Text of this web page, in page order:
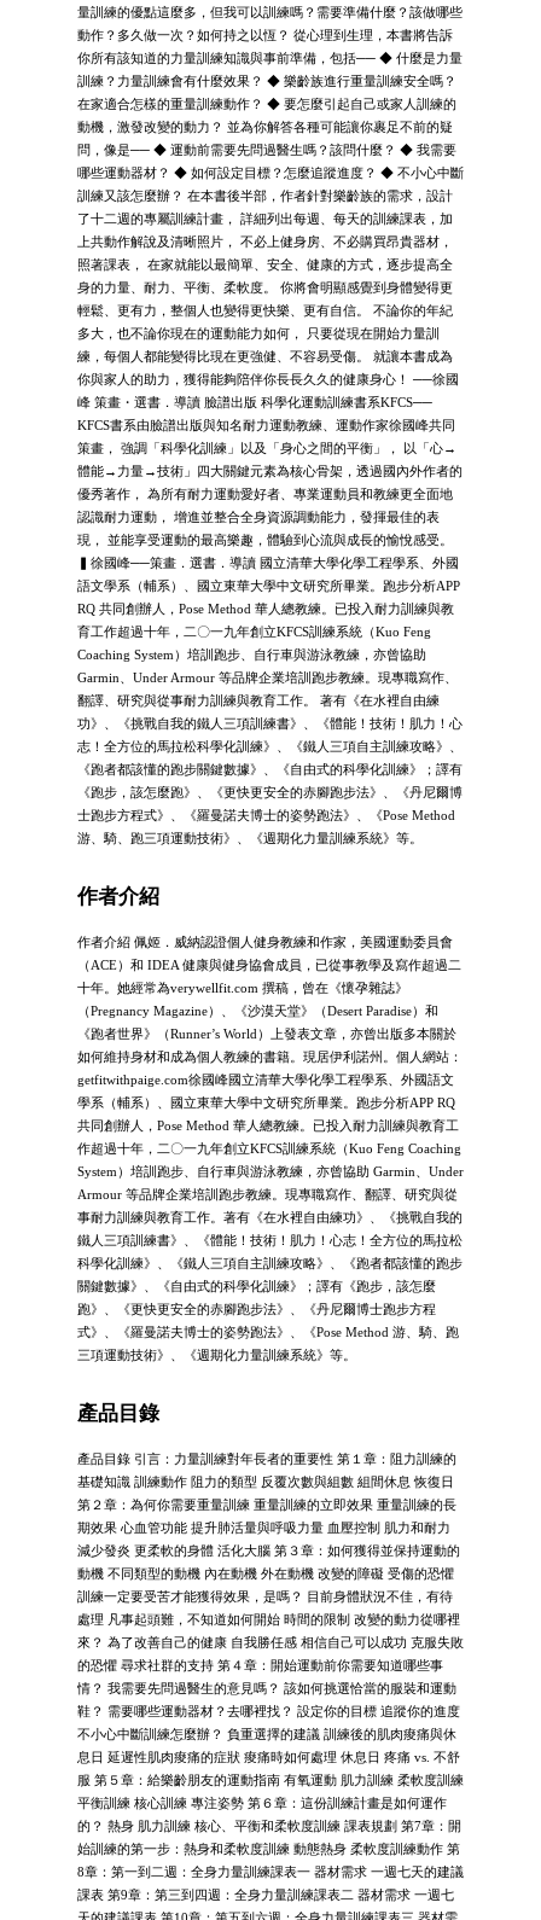
量訓練的優點這麼多，但我可以訓練嗎？需要準備什麼？該做哪些
動作？多久做一次？如何持之以恆？ 從心理到生理，本書將告訴
你所有該知道的力量訓練知識與事前準備，包括── ◆ 什麼是力量
訓練？力量訓練會有什麼效果？ ◆ 樂齡族進行重量訓練安全嗎？
在家適合怎樣的重量訓練動作？ ◆ 要怎麼引起自己或家人訓練的
動機，激發改變的動力？ 並為你解答各種可能讓你裹足不前的疑
問，像是── ◆ 運動前需要先問過醫生嗎？該問什麼？ ◆ 我需要
哪些運動器材？ ◆ 如何設定目標？怎麼追蹤進度？ ◆ 不小心中斷
訓練又該怎麼辦？ 在本書後半部，作者針對樂齡族的需求，設計
了十二週的專屬訓練計畫， 詳細列出每週、每天的訓練課表，加
上共動作解說及清晰照片， 不必上健身房、不必購買昂貴器材，
照著課表， 在家就能以最簡單、安全、健康的方式，逐步提高全
身的力量、耐力、平衡、柔軟度。 你將會明顯感覺到身體變得更
輕鬆、更有力，整個人也變得更快樂、更有自信。 不論你的年紀
多大，也不論你現在的運動能力如何， 只要從現在開始力量訓
練，每個人都能變得比現在更強健、不容易受傷。 就讓本書成為
你與家人的助力，獲得能夠陪伴你長長久久的健康身心！ ──徐國
峰 策畫・選書．導讀 臉譜出版 科學化運動訓練書系KFCS──
KFCS書系由臉譜出版與知名耐力運動教練、運動作家徐國峰共同
策畫， 強調「科學化訓練」以及「身心之間的平衡」， 以「心→
體能→力量→技術」四大關鍵元素為核心骨架，透過國內外作者的
優秀著作， 為所有耐力運動愛好者、專業運動員和教練更全面地
認識耐力運動， 增進並整合全身資源調動能力，發揮最佳的表
現， 並能享受運動的最高樂趣，體驗到心流與成長的愉悅感受。
▍徐國峰──策畫．選書．導讀 國立清華大學化學工程學系、外國
語文學系（輔系）、國立東華大學中文研究所畢業。跑步分析APP
RQ 共同創辦人，Pose Method 華人總教練。已投入耐力訓練與教
育工作超過十年，二〇一九年創立KFCS訓練系統（Kuo Feng
Coaching System）培訓跑步、自行車與游泳教練，亦曾協助
Garmin、Under Armour 等品牌企業培訓跑步教練。現專職寫作、
翻譯、研究與從事耐力訓練與教育工作。 著有《在水裡自由練
功》、《挑戰自我的鐵人三項訓練書》、《體能！技術！肌力！心
志！全方位的馬拉松科學化訓練》、《鐵人三項自主訓練攻略》、
《跑者都該懂的跑步關鍵數據》、《自由式的科學化訓練》；譯有
《跑步，該怎麼跑》、《更快更安全的赤腳跑步法》、《丹尼爾博
士跑步方程式》、《羅曼諾夫博士的姿勢跑法》、《Pose Method
游、騎、跑三項運動技術》、《週期化力量訓練系統》等。
作者介紹
作者介紹 佩姬．威納認證個人健身教練和作家，美國運動委員會
（ACE）和 IDEA 健康與健身協會成員，已從事教學及寫作超過二
十年。她經常為verywellfit.com 撰稿，曾在《懷孕雜誌》
（Pregnancy Magazine）、《沙漠天堂》（Desert Paradise）和
《跑者世界》（Runner’s World）上發表文章，亦曾出版多本關於
如何維持身材和成為個人教練的書籍。現居伊利諾州。個人網站：
getfitwithpaige.com徐國峰國立清華大學化學工程學系、外國語文
學系（輔系）、國立東華大學中文研究所畢業。跑步分析APP RQ
共同創辦人，Pose Method 華人總教練。已投入耐力訓練與教育工
作超過十年，二〇一九年創立KFCS訓練系統（Kuo Feng Coaching
System）培訓跑步、自行車與游泳教練，亦曾協助 Garmin、Under
Armour 等品牌企業培訓跑步教練。現專職寫作、翻譯、研究與從
事耐力訓練與教育工作。著有《在水裡自由練功》、《挑戰自我的
鐵人三項訓練書》、《體能！技術！肌力！心志！全方位的馬拉松
科學化訓練》、《鐵人三項自主訓練攻略》、《跑者都該懂的跑步
關鍵數據》、《自由式的科學化訓練》；譯有《跑步，該怎麼
跑》、《更快更安全的赤腳跑步法》、《丹尼爾博士跑步方程
式》、《羅曼諾夫博士的姿勢跑法》、《Pose Method 游、騎、跑
三項運動技術》、《週期化力量訓練系統》等。
產品目錄
產品目錄 引言：力量訓練對年長者的重要性 第１章：阻力訓練的
基礎知識 訓練動作 阻力的類型 反覆次數與組數 組間休息 恢復日
第２章：為何你需要重量訓練 重量訓練的立即效果 重量訓練的長
期效果 心血管功能 提升肺活量與呼吸力量 血壓控制 肌力和耐力
減少發炎 更柔軟的身體 活化大腦 第３章：如何獲得並保持運動的
動機 不同類型的動機 內在動機 外在動機 改變的障礙 受傷的恐懼
訓練一定要受苦才能獲得效果，是嗎？ 目前身體狀況不佳，有待
處理 凡事起頭難，不知道如何開始 時間的限制 改變的動力從哪裡
來？ 為了改善自己的健康 自我勝任感 相信自己可以成功 克服失敗
的恐懼 尋求社群的支持 第４章：開始運動前你需要知道哪些事
情？ 我需要先問過醫生的意見嗎？ 該如何挑選恰當的服裝和運動
鞋？ 需要哪些運動器材？去哪裡找？ 設定你的目標 追蹤你的進度
不小心中斷訓練怎麼辦？ 負重選擇的建議 訓練後的肌肉痠痛與休
息日 延遲性肌肉痠痛的症狀 痠痛時如何處理 休息日 疼痛 vs. 不舒
服 第５章：給樂齡朋友的運動指南 有氧運動 肌力訓練 柔軟度訓練
平衡訓練 核心訓練 專注姿勢 第６章：這份訓練計畫是如何運作
的？ 熱身 肌力訓練 核心、平衡和柔軟度訓練 課表規劃 第7章：開
始訓練的第一步：熱身和柔軟度訓練 動態熱身 柔軟度訓練動作 第
8章：第一到二週：全身力量訓練課表一 器材需求 一週七天的建議
課表 第9章：第三到四週：全身力量訓練課表二 器材需求 一週七